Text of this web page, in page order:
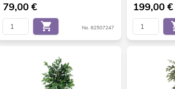
79,00€
No. 82507247
199,00€